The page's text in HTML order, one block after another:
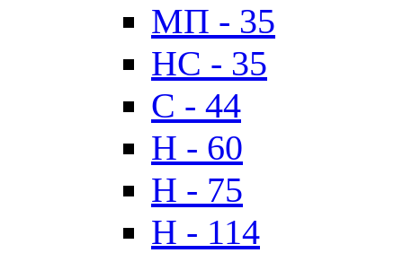
МП - 35
HC - 35
C - 44
H - 60
H - 75
H - 114